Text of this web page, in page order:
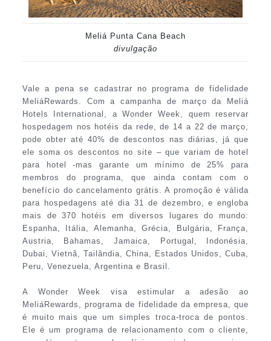
Meliá Punta Cana Beach
divulgação
Vale a pena se cadastrar no programa de fidelidade
MeliáRewards. Com a campanha de março da Meliá
Hotels International, a Wonder Week, quem reservar
hospedagem nos hotéis da rede, de 14 a 22 de março,
pode obter até 40% de descontos nas diárias, já que
ele soma os descontos no site – que variam de hotel
para hotel -mas garante um mínimo de 25% para
membros do programa, que ainda contam com o
benefício do cancelamento grátis. A promoção é válida
para hospedagens até dia 31 de dezembro, e engloba
mais de 370 hotéis em diversos lugares do mundo:
Espanha, Itália, Alemanha, Grécia, Bulgária, França,
Austria, Bahamas, Jamaica, Portugal, Indonésia,
Dubai, Vietnã, Tailândia, China, Estados Unidos, Cuba,
Peru, Venezuela, Argentina e Brasil.
A Wonder Week visa estimular a adesão ao
MeliáRewards, programa de fidelidade da empresa, que
é muito mais que um simples troca-troca de pontos.
Ele é um programa de relacionamento com o cliente,